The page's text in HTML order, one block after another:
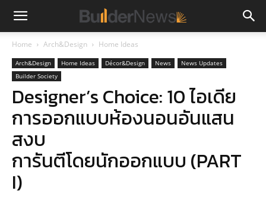
Home Arch&Design Home Ideas
Arch&Design Home Ideas Décor&Design News
News Updates
Builder Society
Designer’s Choice: 10 ไอเดีย
การออกแบบห้องนอนอันแสน
สงบ
การันตีโดยนักออกแบบ (PART
I)